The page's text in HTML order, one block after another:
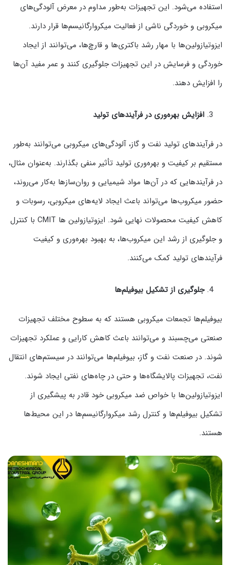
استفاده می‌شود. این تجهیزات به‌طور مداوم در معرض آلودگی‌های
میکروبی و خوردگی ناشی از فعالیت میکروارگانیسم‌ها قرار دارند.
ایزوتیازولین‌ها با مهار رشد باکتری‌ها و قارچ‌ها، می‌توانند از ایجاد
خوردگی و فرسایش در این تجهیزات جلوگیری کنند و عمر مفید آن‌ها
را افزایش دهند.
افزایش بهره‌وری در فرآیندهای تولید
در فرآیندهای تولید نفت و گاز، آلودگی‌های میکروبی می‌توانند به‌طور
مستقیم بر کیفیت و بهره‌وری تولید تأثیر منفی بگذارند. به‌عنوان مثال،
در فرآیندهایی که در آن‌ها مواد شیمیایی و روان‌سازها به‌کار می‌روند،
حضور میکروب‌ها می‌تواند باعث ایجاد لایه‌های میکروبی، رسوبات و
کاهش کیفیت محصولات نهایی شود. ایزوتیازولین‌ ها CMIT با کنترل
و جلوگیری از رشد این میکروب‌ها، به بهبود بهره‌وری و کیفیت
فرآیندهای تولید کمک می‌کنند.
جلوگیری از تشکیل بیوفیلم‌ها
بیوفیلم‌ها تجمعات میکروبی هستند که به سطوح مختلف تجهیزات
صنعتی می‌چسبند و می‌توانند باعث کاهش کارایی و عملکرد تجهیزات
شوند. در صنعت نفت و گاز، بیوفیلم‌ها می‌توانند در سیستم‌های انتقال
نفت، تجهیزات پالایشگاه‌ها و حتی در چاه‌های نفتی ایجاد شوند.
ایزوتیازولین‌ها با خواص ضد میکروبی خود قادر به پیشگیری از
تشکیل بیوفیلم‌ها و کنترل رشد میکروارگانیسم‌ها در این محیط‌ها
هستند.